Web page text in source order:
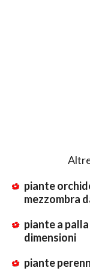
piante
mezzombra
piante a
dimensioni
piante